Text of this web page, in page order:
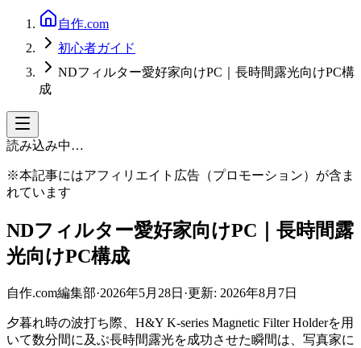
自作.com
初心者ガイド
NDフィルター愛好家向けPC｜長時間露光向けPC構
成
読み込み中…
※本記事にはアフィリエイト広告（プロモーション）が含ま
れています
NDフィルター愛好家向けPC｜長時間露
光向けPC構成
自作.com編集部·2026年5月28日 ·更新: 2026年8月7日
夕暮れ時の波打ち際、H&Y K-series Magnetic Filter Holderを用
いて数分間に及ぶ長時間露光を成功させた瞬間は、写真家に